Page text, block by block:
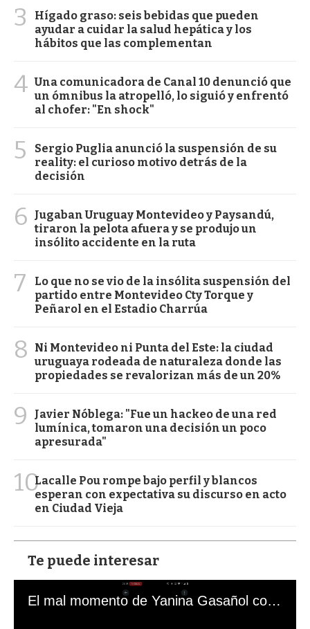
3
Hígado graso: seis bebidas que pueden
ayudar a cuidar la salud hepática y los
hábitos que las complementan
4 Una comunicadora de Canal 10 denunció que
un ómnibus la atropelló, lo siguió y enfrentó
al chofer: "En shock"
5
Sergio Puglia anunció la suspensión de su
reality: el curioso motivo detrás de la
decisión
6
Jugaban Uruguay Montevideo y Paysandú,
tiraron la pelota afuera y se produjo un
insólito accidente en la ruta
7
Lo que no se vio de la insólita suspensión del
partido entre Montevideo Cty Torque y
Peñarol en el Estadio Charrúa
8
Ni Montevideo ni Punta del Este: la ciudad
uruguaya rodeada de naturaleza donde las
propiedades se revalorizan más de un 20%
9
Javier Nóblega: "Fue un hackeo de una red
lumínica, tomaron una decisión un poco
apresurada"
10Lacalle Pou rompe bajo perfil y blancos
esperan con expectativa su discurso en acto
en Ciudad Vieja
Te puede interesar
El mal momento de Yanina Gasañol con un hincha argentino en "Subrayado"